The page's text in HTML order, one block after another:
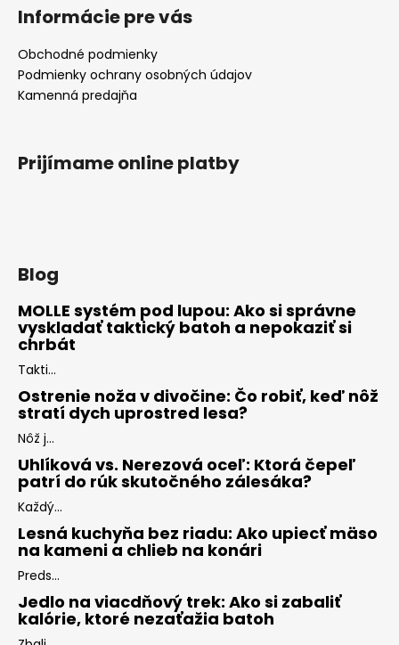
Informácie pre vás
Obchodné podmienky
Podmienky ochrany osobných údajov
Kamenná predajňa
Prijímame online platby
Blog
MOLLE systém pod lupou: Ako si správne
vyskladať taktický batoh a nepokaziť si
chrbát
Takti...
Ostrenie noža v divočine: Čo robiť, keď nôž
stratí dych uprostred lesa?
Nôž j...
Uhlíková vs. Nerezová oceľ: Ktorá čepeľ
patrí do rúk skutočného zálesáka?
Každý...
Lesná kuchyňa bez riadu: Ako upiecť mäso
na kameni a chlieb na konári
Preds...
Jedlo na viacdňový trek: Ako si zabaliť
kalórie, ktoré nezaťažia batoh